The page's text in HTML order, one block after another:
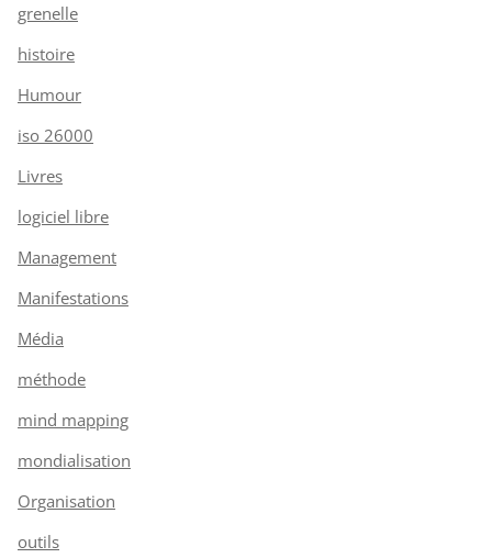
grenelle
histoire
Humour
iso 26000
Livres
logiciel libre
Management
Manifestations
Média
méthode
mind mapping
mondialisation
Organisation
outils